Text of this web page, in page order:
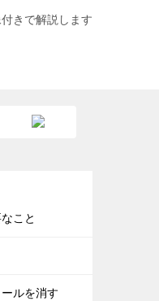
きで解説します
こと
ルを消す